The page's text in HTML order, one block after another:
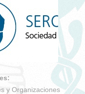
y Organizaciones